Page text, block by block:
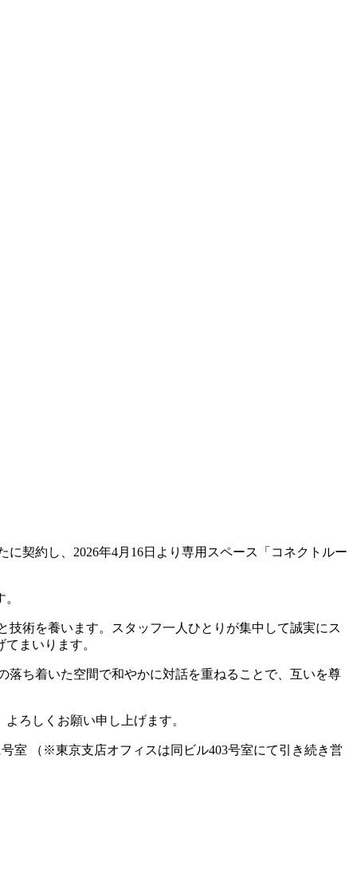
契約し、2026年4月16日より専用スペース「コネクトルー
術を養います。スタッフ一人ひとりが集中して誠実にス
まいります。
ち着いた空間で和やかに対話を重ねることで、互いを尊
ろしくお願い申し上げます。
室 （※東京支店オフィスは同ビル403号室にて引き続き営